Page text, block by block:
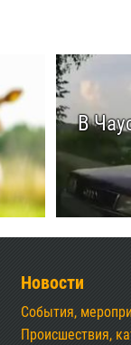
В
Новости
События,
Происшествия,